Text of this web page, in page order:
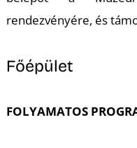
rendezvényére, és
Főépület
FOLYAMATOS